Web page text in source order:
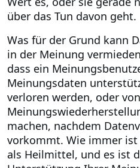
über das Tun davon geht.
Was für der Grund kann
in der Meinung
dass ein
Meinungsdaten
verloren werden, oder
machen, nachdem
vorkommt. Wie immer
als Heilmittel, und es ist